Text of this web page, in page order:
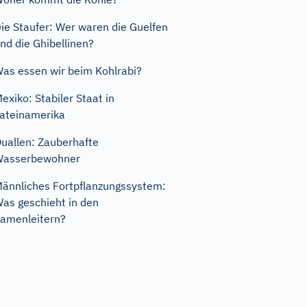
Staufer: Wer waren die Guelfen
die Ghibellinen?
essen wir beim Kohlrabi?
Stabiler Staat in
Zauberhafte
Fortpflanzungssystem:
geschieht in den